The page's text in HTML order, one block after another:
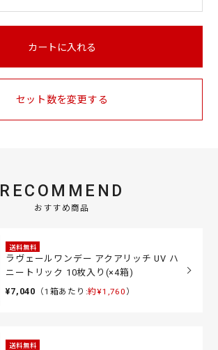
カートに入れる
セット数を変更する
RECOMMEND
おすすめ商品
送料無料
ラヴェールワンデー アクアリッチ UV ハ
ニートリック 10枚入り(×4箱)
¥7,040 （1箱あたり:約¥1,760 ）
送料無料